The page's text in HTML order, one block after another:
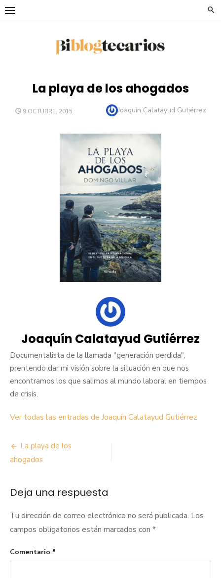
Saltar
La playa de los ahogados
PUBLICADO
9 OCTUBRE, 2015 Autor
Joaquín Calatayud Gutiérrez
Joaquín Calatayud Gutiérrez
Documentalista de la llamada "generación perdida",
prentendo dar mi visión sobre la situación en que nos
encontramos los que salimos al mundo laboral en tiempos
de crisis.
Ver todas las entradas de Joaquín Calatayud Gutiérrez
Navegación
de
La playa de los
ahogados
Deja una respuesta
Tu dirección de correo electrónico no será publicada. Los
campos obligatorios están marcados con *
Comentario *